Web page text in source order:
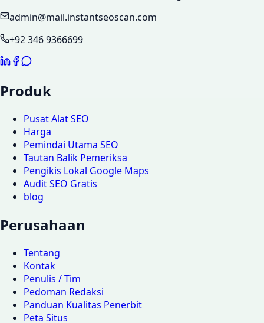
admin@mail.instantseoscan.com
+92 346 9366699
Produk
Pusat Alat SEO
Harga
Pemindai Utama SEO
Tautan Balik Pemeriksa
Pengikis Lokal Google Maps
Audit SEO Gratis
blog
Perusahaan
Tentang
Kontak
Penulis / Tim
Pedoman Redaksi
Panduan Kualitas Penerbit
Peta Situs